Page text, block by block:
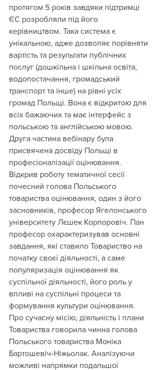
протягом 5 років завдяки підтримці
ЄС розробляли під його
керівництвом. Така система є
унікальною, адже дозволяє порівняти
вартість та результати публічних
послуг (дошкільна і шкільна освіта,
водопостачання, громадський
транспорт та інше) на рівні усіх
громад Польщі. Вона є відкритою для
всіх бажаючих та має інтерфейс з
польською та англійською мовою.
Друга частина вебінару була
присвячена досвіду Польщі в
професіоналізації оцінювання.
Відкрив роботу тематичної сесії
почесний голова Польського
товариства оцінювання, один з його
засновників, професор Ягелонського
університету Лєшек Корпоровіч. Пан
професор охарактеризував основні
завдання, які ставило Товариство на
початку своєї діяльності, а саме
популяризація оцінювання як
суспільної діяльності, його роль у
впливі на суспільні процеси та
формування культури оцінювання.
Про сучасну місію, діяльність і плани
Товариства говорила чинна голова
Польського товариства Моніка
Бартошевіч-Ніжьолак. Аналізуючи
можливі напрямки подальшої